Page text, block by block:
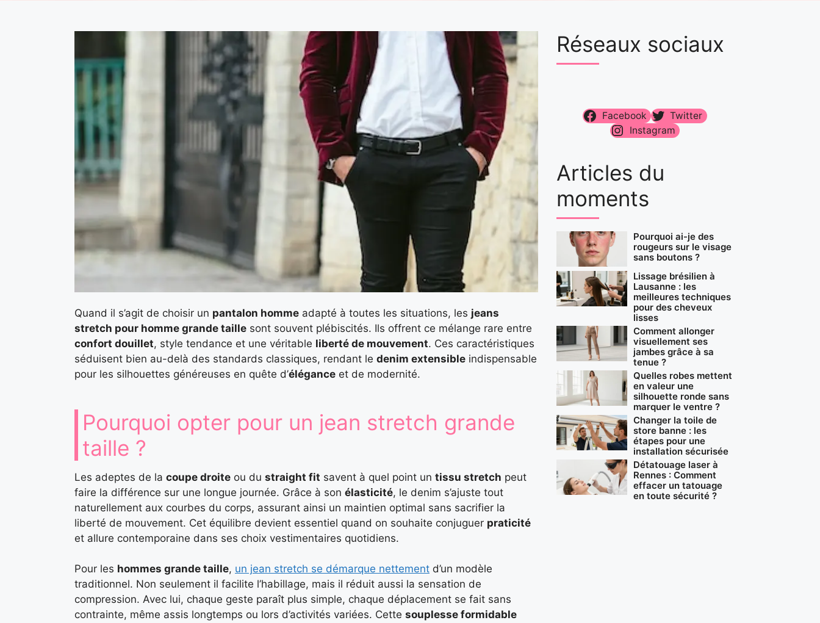
Quand il s’agit de choisir un pantalon homme adapté à toutes les situations, les jeans
stretch pour homme grande taille sont souvent plébiscités. Ils offrent ce mélange rare entre
confort douillet, style tendance et une véritable liberté de mouvement. Ces caractéristiques
séduisent bien au-delà des standards classiques, rendant le denim extensible indispensable
pour les silhouettes généreuses en quête d’élégance et de modernité.
Pourquoi opter pour un jean stretch grande
taille ?
Les adeptes de la coupe droite ou du straight fit savent à quel point un tissu stretch peut
faire la différence sur une longue journée. Grâce à son élasticité, le denim s’ajuste tout
naturellement aux courbes du corps, assurant ainsi un maintien optimal sans sacrifier la
liberté de mouvement. Cet équilibre devient essentiel quand on souhaite conjuguer praticité
et allure contemporaine dans ses choix vestimentaires quotidiens.
Pour les hommes grande taille, un jean stretch se démarque nettement d’un modèle
traditionnel. Non seulement il facilite l’habillage, mais il réduit aussi la sensation de
compression. Avec lui, chaque geste paraît plus simple, chaque déplacement se fait sans
contrainte, même assis longtemps ou lors d’activités variées. Cette souplesse formidable
Réseaux sociaux
Facebook
Twitter
Instagram
Articles du
moments
Pourquoi ai-je des
rougeurs sur le visage
sans boutons ?
Lissage brésilien à
Lausanne : les
meilleures techniques
pour des cheveux
lisses
Comment allonger
visuellement ses
jambes grâce à sa
tenue ?
Quelles robes mettent
en valeur une
silhouette ronde sans
marquer le ventre ?
Changer la toile de
store banne : les
étapes pour une
installation sécurisée
Détatouage laser à
Rennes : Comment
effacer un tatouage
en toute sécurité ?